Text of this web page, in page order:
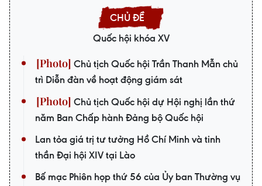
Quốc hội khóa XV
Chủ tịch Quốc hội Trần Thanh Mẫn chủ
trì Diễn đàn về hoạt động giám sát
Chủ tịch Quốc hội dự Hội nghị lần thứ
năm Ban Chấp hành Đảng bộ Quốc hội
Lan tỏa giá trị tư tưởng Hồ Chí Minh và tinh
thần Đại hội XIV tại Lào
Bế mạc Phiên họp thứ 56 của Ủy ban Thường vụ